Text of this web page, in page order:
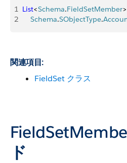
1 List<Schema.FieldSetMember>
2
    Schema
.SObjectType.
関連項目:
FieldSet クラス
ド